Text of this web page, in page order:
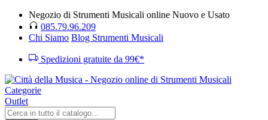
Negozio di Strumenti Musicali online Nuovo e Usato
085.79.96.209
Chi Siamo Blog Strumenti Musicali
Spedizioni gratuite da 99€*
Categorie
Outlet